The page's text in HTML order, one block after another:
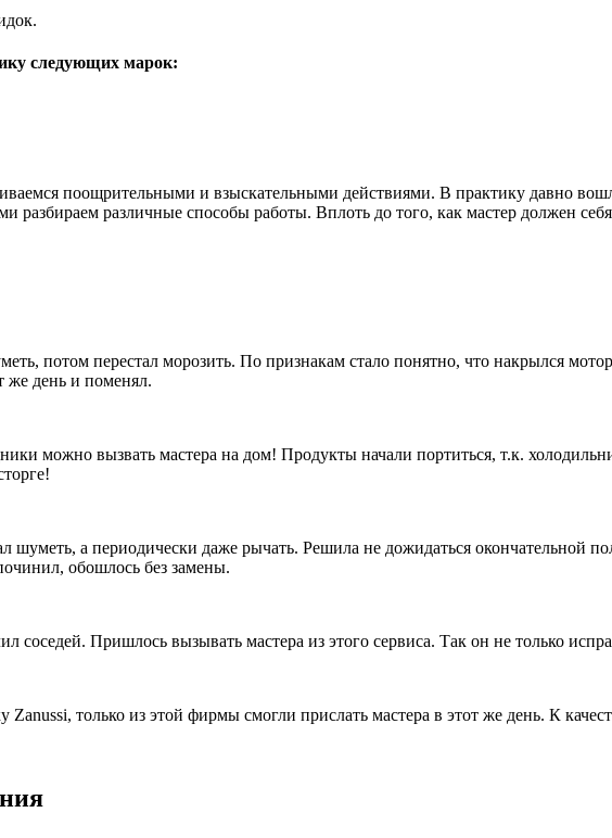
следующих марок:
поощрительными и взыскательными действиями. В практику давно
разбираем различные способы работы. Вплоть до того, как мастер должен
потом перестал морозить. По признакам стало понятно, что накрылся
же день и поменял.
можно вызвать мастера на дом! Продукты начали портиться, т.к.
а периодически даже рычать. Решила не дожидаться окончательной
обошлось без замены.
соседей. Пришлось вызывать мастера из этого сервиса. Так он не только
только из этой фирмы смогли прислать мастера в этот же день. К